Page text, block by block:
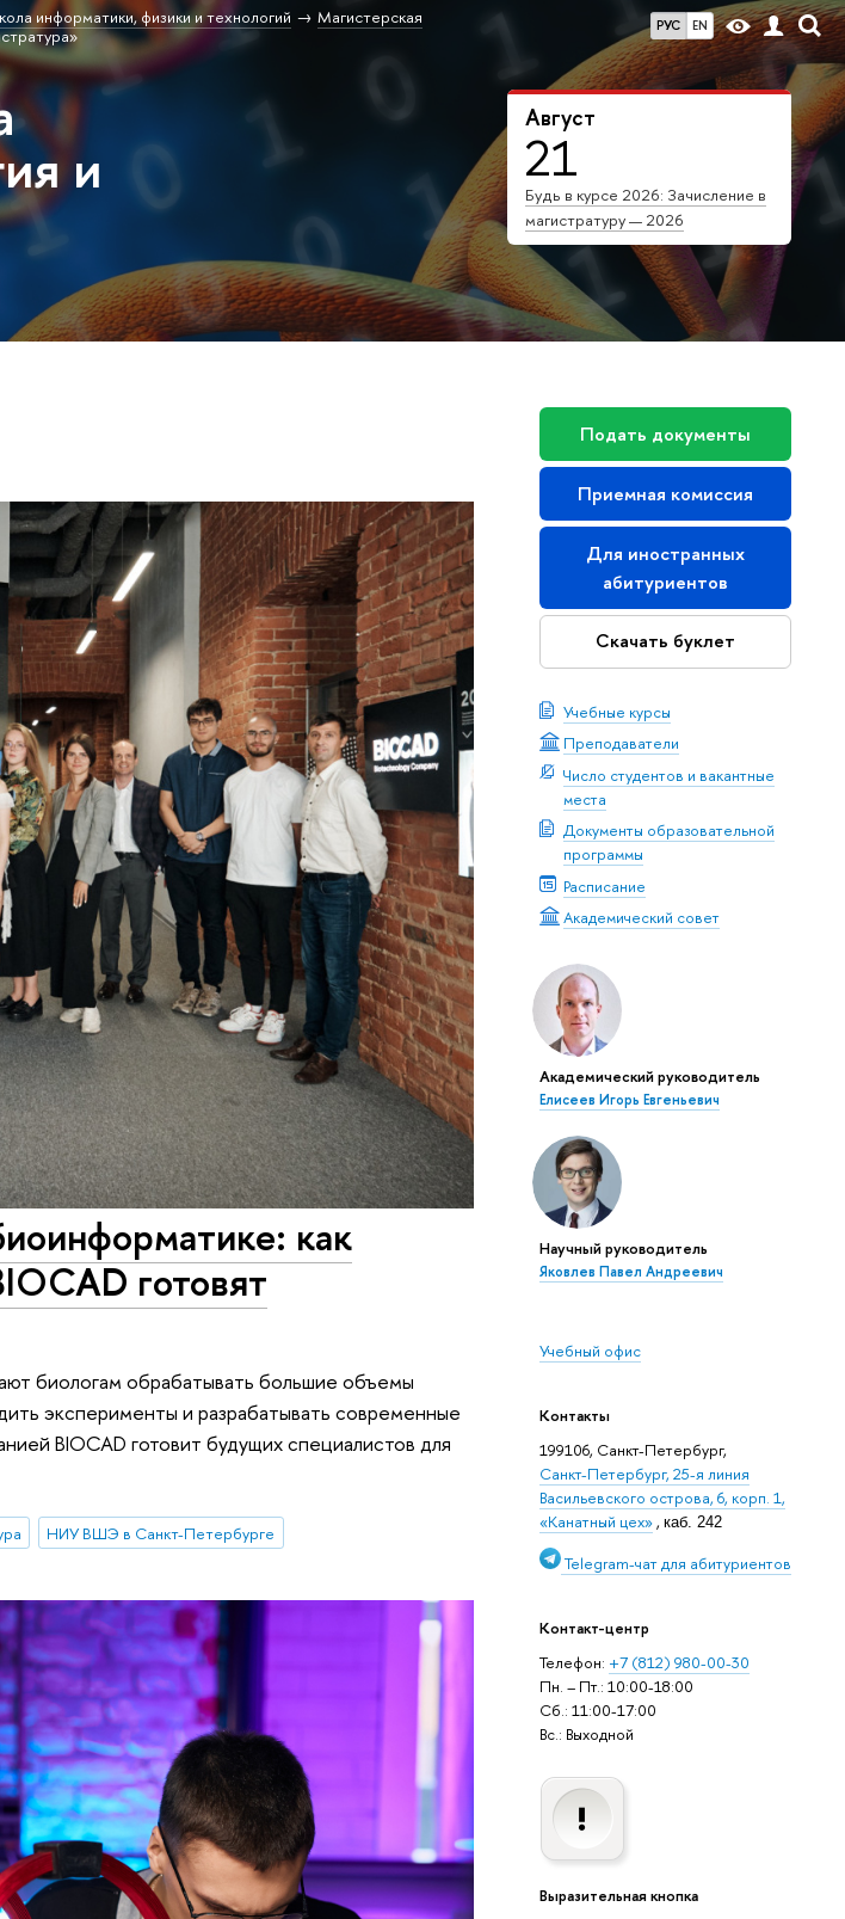
РУС EN
информатики, физики и технологий
Магистерская
Август
21
Будь в курсе 2026: Зачисление в
магистратуру — 2026
и
Подать документы
Приемная комиссия
Для иностранных
абитуриентов
Скачать буклет
Учебные курсы
Преподаватели
Число студентов и вакантные
места
Документы образовательной
программы
Расписание
Академический совет
Академический руководитель
Елисеев Игорь Евгеньевич
Научный руководитель
Яковлев Павел Андреевич
Учебный офис
Контакты
199106, Санкт-Петербург,
Санкт-Петербург, 25-я линия
Васильевского острова, 6, корп. 1,
«Канатный цех», каб. 242
Telegram-чат для абитуриентов
Контакт-центр
Телефон: +7 (812) 980-00-30
Пн. – Пт.: 10:00-18:00
Сб.: 11:00-17:00
Вс.: Выходной
Выразительная кнопка
как
готовят
биологам обрабатывать большие объемы
эксперименты и разрабатывать современные
BIOCAD готовит будущих специалистов для
НИУ ВШЭ в Санкт-Петербурге